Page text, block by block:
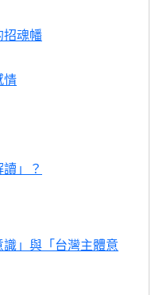
招魂幡
情
」？
識」與「台灣主體意